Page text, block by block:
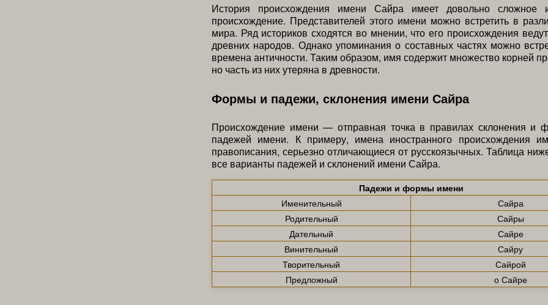
История происхождения имени Сайра имеет довольно сложное
происхождение. Представителей этого имени можно встретить в
мира. Ряд историков сходятся во мнении, что его происхождения
древних народов. Однако упоминания о составных частях можно
времена античности. Таким образом, имя содержит множество корней
но часть из них утеряна в древности.
Формы и падежи, склонения имени Сайра
Происхождение имени — отправная точка в правилах склонения и
падежей имени. К примеру, имена иностранного происхождения
правописания, серьезно отличающиеся от русскоязычных. Таблица
все варианты падежей и склонений имени Сайра.
Падежи и формы имени
Именительный
Сайра
Родительный
Сайры
Дательный
Сайре
Винительный
Сайру
Творительный
Сайрой
Предложный
о Сайре